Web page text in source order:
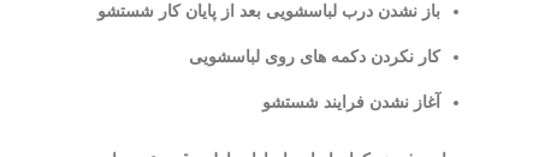
باز نشدن درب لباسشویی بعد از پایان کار شستشو
کار نکردن دکمه های روی لباسشویی
آغاز نشدن فرایند شستشو